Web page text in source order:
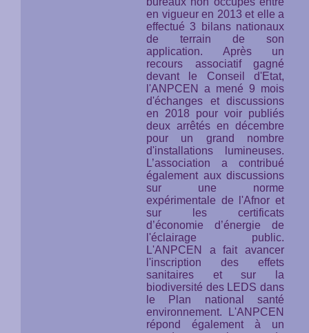
en vigueur en 2013 et elle a
effectué 3 bilans nationaux
de terrain de son
application. Après un
recours associatif gagné
devant le Conseil d'Etat,
l'ANPCEN a mené 9 mois
d'échanges et discussions
en 2018 pour voir publiés
deux arrêtés en décembre
pour un grand nombre
d'installations lumineuses.
L’association a contribué
également aux discussions
sur une norme
expérimentale de l'Afnor et
sur les certificats
d’économie d’énergie de
l'éclairage public.
L'ANPCEN a fait avancer
l'inscription des effets
sanitaires et sur la
biodiversité des LEDS dans
le Plan national santé
environnement. L'ANPCEN
répond également à un